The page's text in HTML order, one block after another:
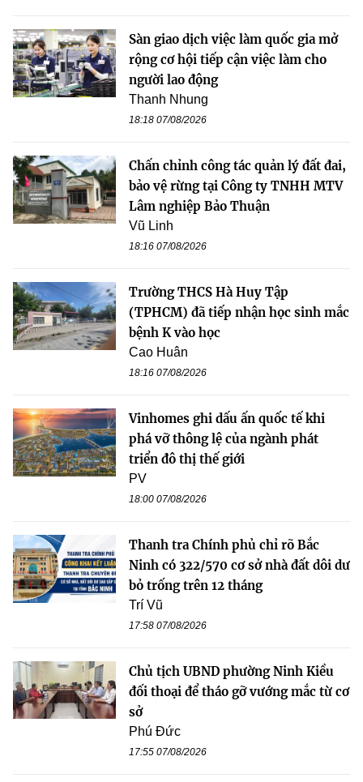
Sàn giao dịch việc làm quốc gia mở
rộng cơ hội tiếp cận việc làm cho
người lao động
Thanh Nhung
18:18 07/08/2026
Chấn chỉnh công tác quản lý đất đai,
bảo vệ rừng tại Công ty TNHH MTV
Lâm nghiệp Bảo Thuận
Vũ Linh
18:16 07/08/2026
Trường THCS Hà Huy Tập
(TPHCM) đã tiếp nhận học sinh mắc
bệnh K vào học
Cao Huân
18:16 07/08/2026
Vinhomes ghi dấu ấn quốc tế khi
phá vỡ thông lệ của ngành phát
triển đô thị thế giới
PV
18:00 07/08/2026
Thanh tra Chính phủ chỉ rõ Bắc
Ninh có 322/570 cơ sở nhà đất dôi dư
bỏ trống trên 12 tháng
Trí Vũ
17:58 07/08/2026
Chủ tịch UBND phường Ninh Kiều
đối thoại để tháo gỡ vướng mắc từ cơ
sở
Phú Đức
17:55 07/08/2026